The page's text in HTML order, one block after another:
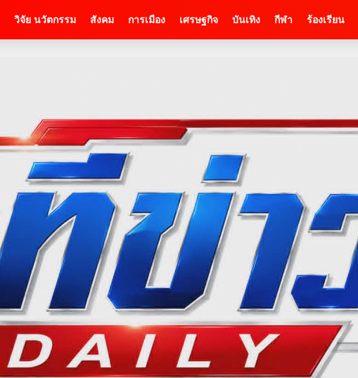
วิจัย นวัตกรรม สังคม การเมือง เศรษฐกิจ บันเทิง กีฬา ร้องเรียน